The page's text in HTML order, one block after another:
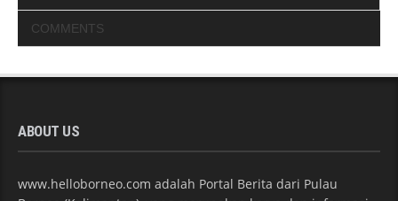
COMMENTS
ABOUT US
www.helloborneo.com adalah Portal Berita dari Pulau